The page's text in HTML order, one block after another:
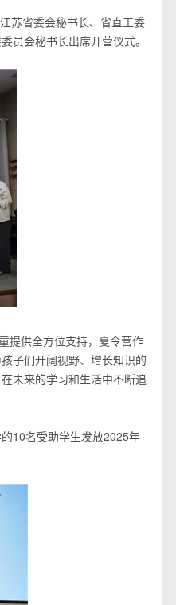
苏省委会秘书长、省直工委
员会秘书长出席开营仪式。
提供全方位支持，夏令营作
子们开阔视野、增长知识的
未来的学习和生活中不断追
10名受助学生发放2025年